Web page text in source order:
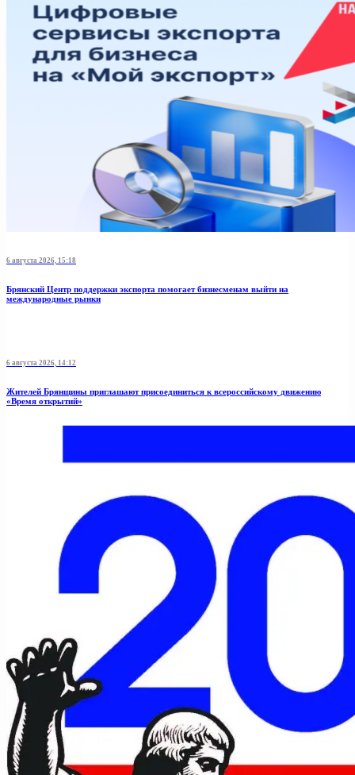
6 августа 2026, 15:18
Брянский Центр поддержки экспорта помогает бизнесменам выйти на
международные рынки
6 августа 2026, 14:12
Жителей Брянщины приглашают присоединиться к всероссийскому движению
«Время открытий»